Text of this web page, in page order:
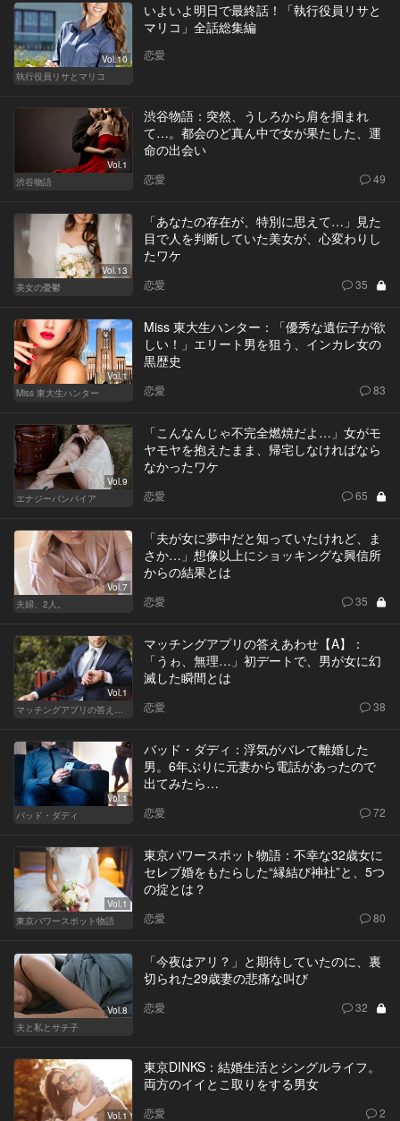
Vol.10
執行役員リサとマリコ
いよいよ明日で最終話！「執行役員リサと
マリコ」全話総集編
恋愛
Vol.1
渋谷物語
渋谷物語：突然、うしろから肩を掴まれ
て…。都会のど真ん中で女が果たした、運
命の出会い
恋愛 49
Vol.13
美女の憂鬱
「あなたの存在が、特別に思えて…」見た
目で人を判断していた美女が、心変わりし
たワケ
恋愛 35
Vol.1
Miss 東大生ハンター
Miss 東大生ハンター：「優秀な遺伝子が欲
しい！」エリート男を狙う、インカレ女の
黒歴史
恋愛 83
Vol.9
エナジーバンパイア
「こんなんじゃ不完全燃焼だよ…」女がモ
ヤモヤを抱えたまま、帰宅しなければなら
なかったワケ
恋愛 65
Vol.7
夫婦、2人。
「夫が女に夢中だと知っていたけれど、ま
さか…」想像以上にショッキングな興信所
からの結果とは
恋愛 35
Vol.1
マッチングアプリの答えあわせ【A】～SEASON2～
マッチングアプリの答えあわせ【A】：
「うゎ、無理…」初デートで、男が女に幻
滅した瞬間とは
恋愛 38
Vol.1
バッド・ダディ
バッド・ダディ：浮気がバレて離婚した
男。6年ぶりに元妻から電話があったので
出てみたら…
恋愛 72
Vol.1
東京パワースポット物語
東京パワースポット物語：不幸な32歳女に
セレブ婚をもたらした“縁結び神社”と、5つ
の掟とは？
恋愛 80
Vol.8
夫と私とサチ子
「今夜はアリ？」と期待していたのに、裏
切られた29歳妻の悲痛な叫び
恋愛 32
Vol.1
東京DINKS：結婚生活とシングルライフ。
両方のイイとこ取りをする男女
恋愛 2